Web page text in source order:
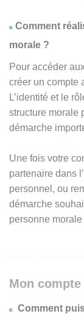
Comment
morale ?
Pour accéder
créer un compte
L’identité et le
structure morale
démarche
Une fois votre
partenaire dans
personnel, ou
démarche
personne
Mon compte
Comment